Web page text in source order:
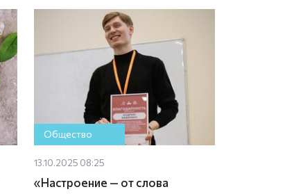
Общество
13.10.2025 08:25
«Настроение — от слова